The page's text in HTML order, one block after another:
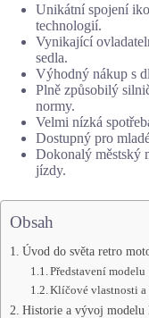
Unikátní spojení
technologií.
Vynikající
sedla.
Výhodný nákup s
Plně způsobilý
normy.
Velmi nízká
Dostupný pro
Dokonalý městský
jízdy.
Obsah
Úvod do světa retro
Představení modelu
Klíčové vlastnosti
Historie a vývoj modelu